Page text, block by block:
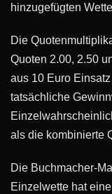
hinzugefügten
Die
Quoten 2.00, 2.50
aus 10 Euro
tatsächliche
als die kombinierte
Die Buchmacher-
Einzelwette hat